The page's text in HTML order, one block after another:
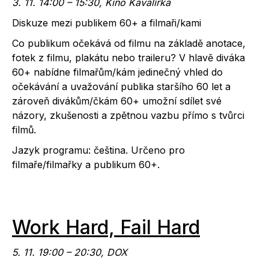
3. 11. 14:00 – 15:30, Kino Kavalírka
Diskuze mezi publikem 60+ a filmaři/kami
Co publikum očekává od filmu na základě anotace,
fotek z filmu, plakátu nebo traileru? V hlavě diváka
60+ nabídne filmařům/kám jedinečný vhled do
očekávání a uvažování publika staršího 60 let a
zároveň divákům/čkám 60+ umožní sdílet své
názory, zkušenosti a zpětnou vazbu přímo s tvůrci
filmů.
Jazyk programu: čeština. Určeno pro
filmaře/filmařky a publikum 60+.
Work Hard, Fail Hard
5. 11. 19:00 – 20:30, DOX